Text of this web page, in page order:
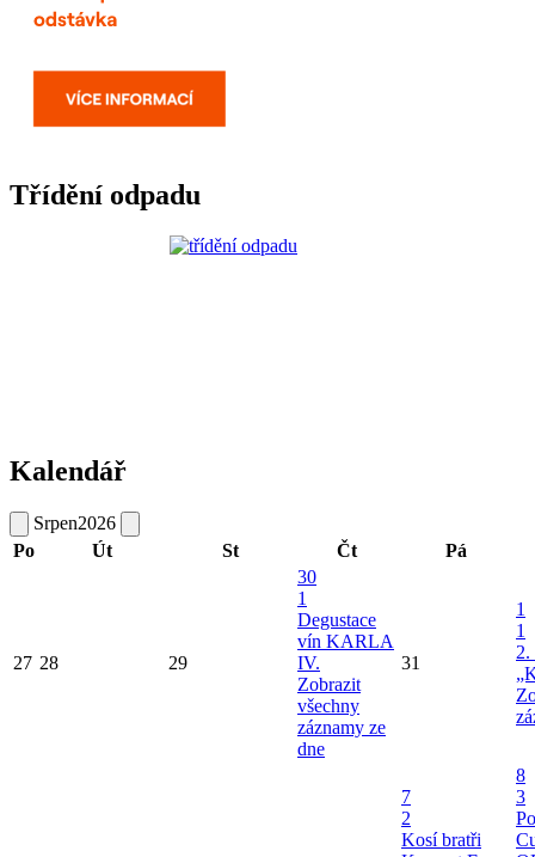
Třídění odpadu
Kalendář
Srpen2026
Po
Út St Čt Pá
27 28 29
30
1
Degustace
vín KARLA
IV.
Zobrazit
všechny
záznamy ze
dne
31
1
1
2.
7
2
Kosí bratři
8
3